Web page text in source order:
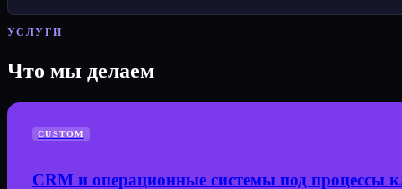
УСЛУГИ
Что мы делаем
CUSTOM
CRM и операционные системы под процессы